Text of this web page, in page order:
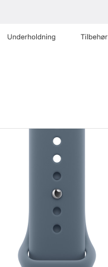
Underholdning Tilbehør